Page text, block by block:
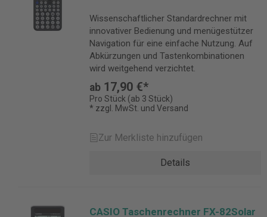
Wissenschaftlicher Standardrechner mit
innovativer Bedienung und menügestützer
Navigation für eine einfache Nutzung. Auf
Abkürzungen und Tastenkombinationen
wird weitgehend verzichtet.
ab 17,90 €*
Pro Stück (ab 3 Stück)
* zzgl. MwSt. und Versand
Zur Merkliste hinzufügen
Details
CASIO Taschenrechner FX-82Solar